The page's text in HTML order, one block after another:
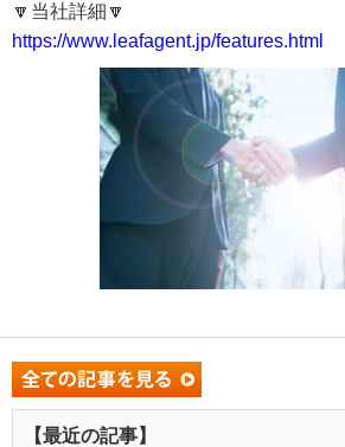
🔽当社詳細🔽
https://www.leafagent.jp/features.html
【最近の記事】